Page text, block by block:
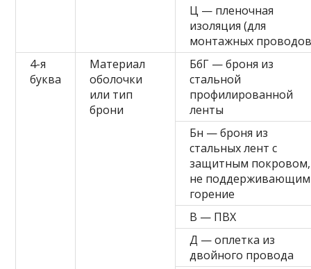
Ц — пленочная
изоляция (для
монтажных
4-я
буква
Материал
оболочки
или тип
брони
БбГ — броня из
стальной
профилированной
ленты
Бн — броня из
стальных лент с
защитным покровом,
не поддерживающим
горение
В — ПВХ
Д — оплетка из
двойного провода